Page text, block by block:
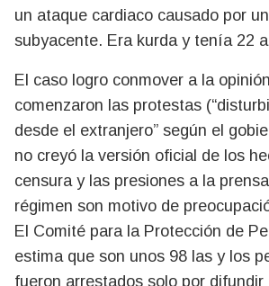
un ataque cardiaco causado por
subyacente. Era kurda y tenía 22
El caso logro conmover a la
comenzaron las protestas
desde el extranjero” según el
no creyó la versión oficial de los
censura y las presiones a la
régimen son motivo de
El Comité para la Protección de
estima que son unos 98 las y los
fueron arrestados solo por difundir